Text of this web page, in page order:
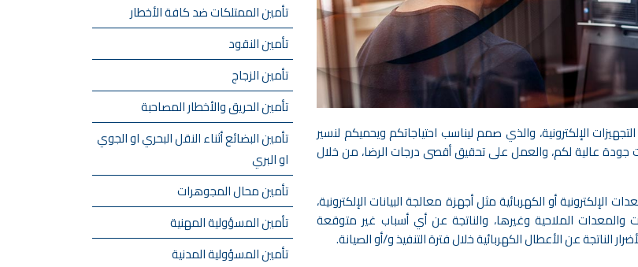
الإلكترونية، والذي صمم ليناسب احتياجاتكم ويحميكم لنسير
عالية لكم، والعمل على تحقيق أقصى درجات الرضا، من خلال
الإلكترونية أو الكهربائية مثل أجهزة معالجة البيانات الإلكترونية،
الملاحية وغيرها، والناتجة عن أي أسباب غير متوقعة
الناتجة عن الأعطال الكهربائية خلال فترة التنفيذ و/أو الصيانة.
تأمين الممتلكات ضد كافة الأخطار
تأمين النقود
تأمين الزجاج
تأمين الحريق والأخطار المصاحبة
تأمين البضائع أثناء النقل البحري او الجوي
او البري
تأمين محال المجوهرات
تأمين المسؤولية المهنية
تأمين المسؤولية المدنية